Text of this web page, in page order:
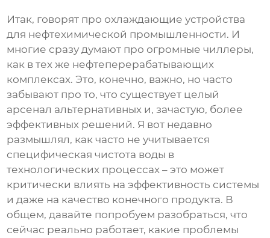
Итак, говорят про охлаждающие устройства
для нефтехимической промышленности. И
многие сразу думают про огромные чиллеры,
как в тех же нефтеперерабатывающих
комплексах. Это, конечно, важно, но часто
забывают про то, что существует целый
арсенал альтернативных и, зачастую, более
эффективных решений. Я вот недавно
размышлял, как часто не учитывается
специфическая чистота воды в
технологических процессах – это может
критически влиять на эффективность системы
и даже на качество конечного продукта. В
общем, давайте попробуем разобраться, что
сейчас реально работает, какие проблемы